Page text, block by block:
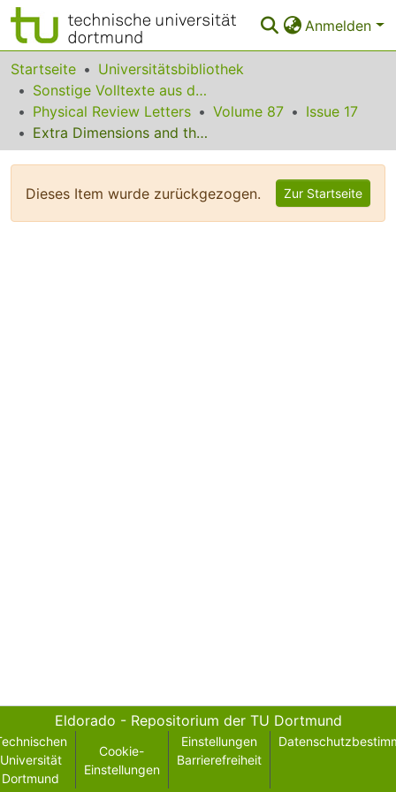
Anmelden
Bereiche & Sammlungen
Das gesamte Repositorium
Statistiken
Startseite
Universitätsbibliothek
Sonstige Volltexte aus dem Bibliotheksangebot
Physical Review Letters
Volume 87
Issue 17
Extra Dimensions and the Strong CP Problem
Dieses Item wurde zurückgezogen. Zur Startseite
Eldorado - Repositorium der TU Dortmund
Universität
Dortmund
Cookie-
Einstellungen
Einstellungen
Barrierefreiheit